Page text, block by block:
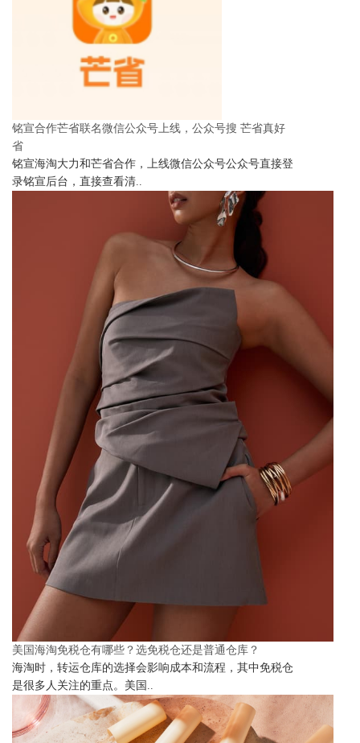
铭宣合作芒省联名微信公众号上线，公众号搜 芒省真好
省
铭宣海淘大力和芒省合作，上线微信公众号公众号直接登
录铭宣后台，直接查看清..
美国海淘免税仓有哪些？选免税仓还是普通仓库？
海淘时，转运仓库的选择会影响成本和流程，其中免税仓
是很多人关注的重点。美国..